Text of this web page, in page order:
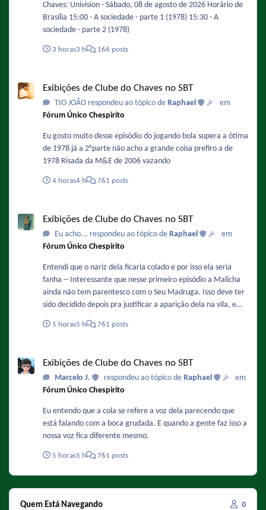
Chaves: Univision - Sábado, 08 de agosto de 2026 Horário de
Brasília 15:00 - A sociedade - parte 1 (1978) 15:30 - A
sociedade - parte 2 (1978)
3 horas3 h 166 posts
Exibições de Clube do Chaves no SBT
TIO JOÃO respondeu ao tópico de Raphael
em
Fórum Único Chespirito
Eu gosto muito desse episódio do jogando bola supera a ótima
de 1978 já a 2°parte não acho a grande coisa prefiro a de
1978 Risada da M&E de 2006 vazando
4 horas4 h 761 posts
Exibições de Clube do Chaves no SBT
Eu acho... respondeu ao tópico de Raphael
em
Fórum Único Chespirito
Entendi que o nariz dela ficaria colado e por isso ela seria
fanha -- Interessante que nesse primeiro episódio a Malicha
ainda não tem parentesco com o Seu Madruga. Isso deve ter
sido decidido depois pra justificar a aparição dela na vila, e
Chiquinha nos remakes.
5 horas5 h 761 posts
Exibições de Clube do Chaves no SBT
Marcelo J. respondeu ao tópico de Raphael
em
Fórum Único Chespirito
Eu entendo que a cola se refere a voz dela parecendo que
está falando com a boca grudada. E quando a gente faz isso a
nossa voz fica diferente mesmo.
5 horas5 h 761 posts
Quem Está Navegando 0